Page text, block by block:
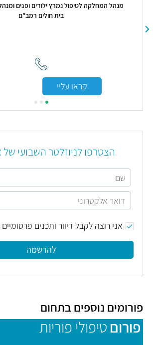
מנהל המחלקה לטיפול נמרץ ילודים ופגים
בית חולים רמב"ם
קראו עליי
הצטרפו לניוזלטר השבועי של
אני רוצה לקבל דיוור ותכנים
להרשמה
פורומים נוספים בתחום
פורום טיפולי פוריות